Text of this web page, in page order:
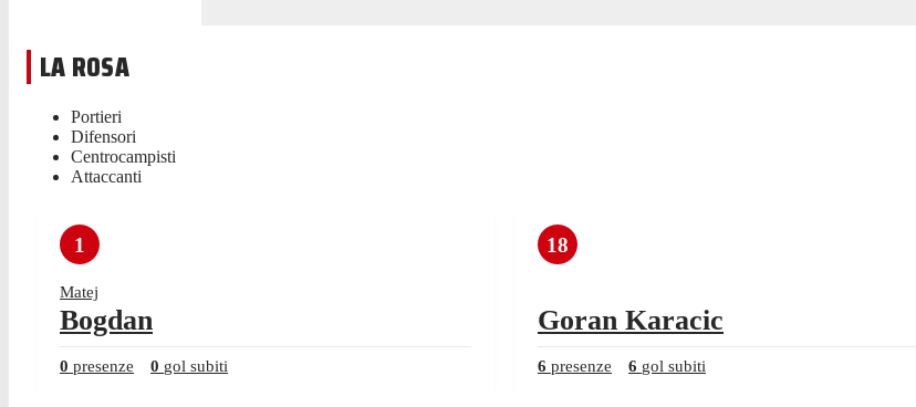
LA ROSA
Portieri
Difensori
Centrocampisti
Attaccanti
1
Matej
Bogdan
0 presenze 0 gol subiti
18
Goran Karacic
6 presenze 6 gol subiti